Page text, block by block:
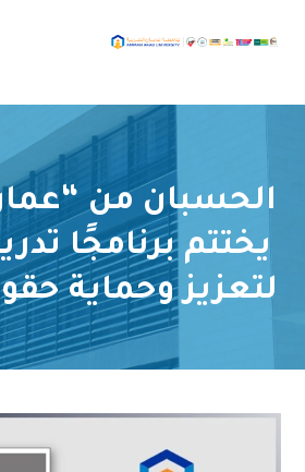
الحسبان من
يختتم برنامجًا
لتعزيز وحماية